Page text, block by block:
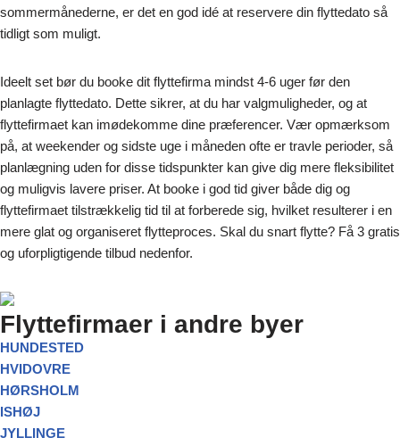
sommermånederne, er det en god idé at reservere din flyttedato så
tidligt som muligt.
Ideelt set bør du booke dit flyttefirma mindst 4-6 uger før den
planlagte flyttedato. Dette sikrer, at du har valgmuligheder, og at
flyttefirmaet kan imødekomme dine præferencer. Vær opmærksom
på, at weekender og sidste uge i måneden ofte er travle perioder, så
planlægning uden for disse tidspunkter kan give dig mere fleksibilitet
og muligvis lavere priser. At booke i god tid giver både dig og
flyttefirmaet tilstrækkelig tid til at forberede sig, hvilket resulterer i en
mere glat og organiseret flytteproces. Skal du snart flytte? Få 3 gratis
og uforpligtigende tilbud nedenfor.
Flyttefirmaer i andre byer
HUNDESTED
HVIDOVRE
HØRSHOLM
ISHØJ
JYLLINGE